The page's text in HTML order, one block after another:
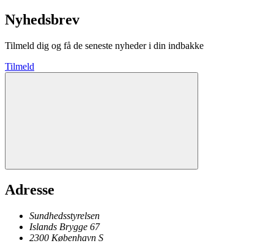
Nyhedsbrev
Tilmeld dig og få de seneste nyheder i din indbakke
Tilmeld
Adresse
Sundhedsstyrelsen
Islands Brygge 67
2300 København S